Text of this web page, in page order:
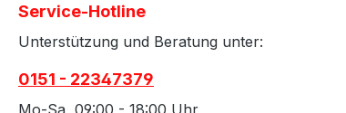
Service-Hotline
Unterstützung und Beratung unter:
0151 - 22347379
Mo-Sa, 09:00 - 18:00 Uhr